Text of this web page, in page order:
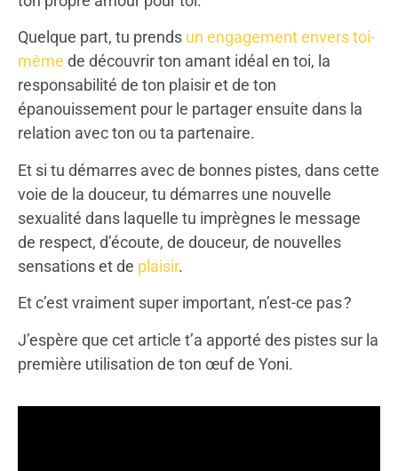
Quelque part, tu prends un engagement envers toi-
même de découvrir ton amant idéal en toi, la
responsabilité de ton plaisir et de ton
épanouissement pour le partager ensuite dans la
relation avec ton ou ta partenaire.
Et si tu démarres avec de bonnes pistes, dans cette
voie de la douceur, tu démarres une nouvelle
sexualité dans laquelle tu imprègnes le message
de respect, d’écoute, de douceur, de nouvelles
sensations et de plaisir.
Et c’est vraiment super important, n’est-ce pas ?
J’espère que cet article t’a apporté des pistes sur la
première utilisation de ton œuf de Yoni.